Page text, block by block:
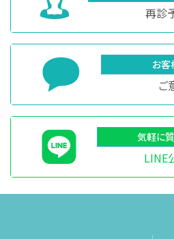
再診
お客
ご
気軽に
LINE